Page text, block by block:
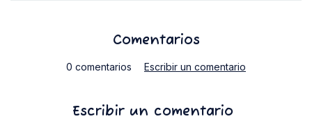
Comentarios
0 comentarios Escribir un comentario
Escribir un comentario